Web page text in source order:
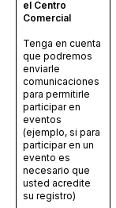
el Centro
Comercial
Tenga en cuenta
que podremos
enviarle
comunicaciones
para permitirle
participar en
eventos
(ejemplo, si para
participar en un
evento es
necesario que
usted acredite
su registro)